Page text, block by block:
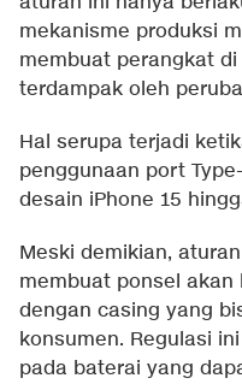
mekanisme produksi
membuat perangkat
terdampak oleh
Hal serupa terjadi
penggunaan port
desain iPhone 15
Meski demikian,
membuat ponsel
dengan casing yang
konsumen. Regulasi
pada baterai yang